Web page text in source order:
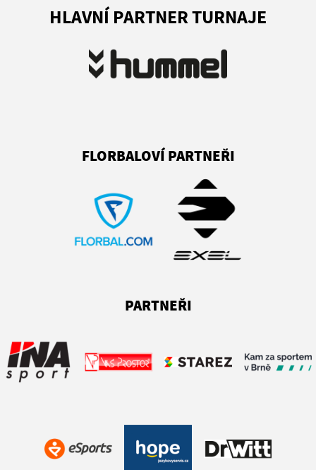
HLAVNÍ PARTNER TURNAJE
FLORBALOVÍ PARTNEŘI
PARTNEŘI